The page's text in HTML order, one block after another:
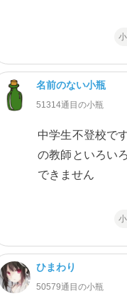
名前のない小瓶
51314通目の小瓶
中学生不登校で
の教師といろい
できません
ひまわり
50579通目の小瓶